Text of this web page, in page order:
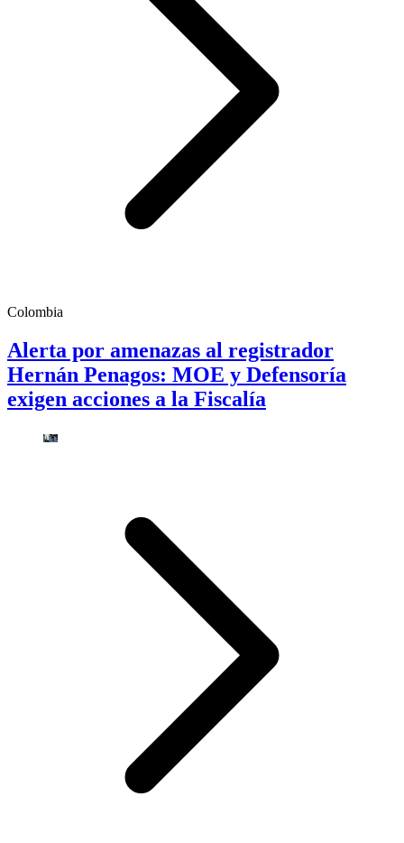
Colombia
Alerta por amenazas al registrador
Hernán Penagos: MOE y Defensoría
exigen acciones a la Fiscalía